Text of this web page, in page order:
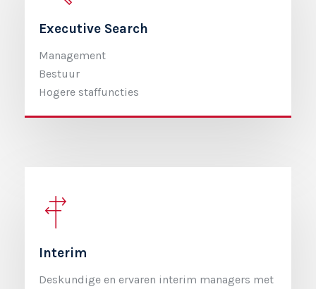
Executive Search
Management
Bestuur
Hogere staffuncties
Interim
Deskundige en ervaren interim managers met